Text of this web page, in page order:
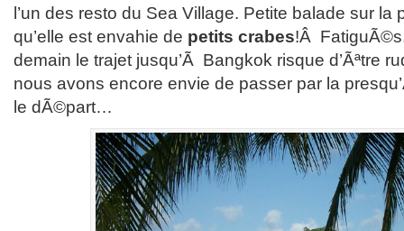
l’un des resto du Sea Village. Petite balade sur
qu’elle est envahie de petits crabes!Â
demain le trajet jusqu’Ã Bangkok risque d’Ãªtre
nous avons encore envie de passer par la
le dÃ©part…